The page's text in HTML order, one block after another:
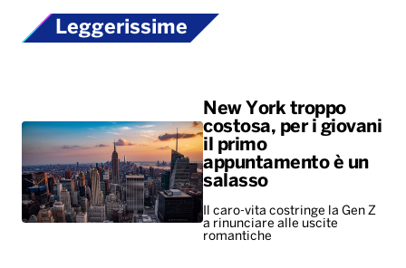
Leggerissime
New York troppo
costosa, per i giovani
il primo
appuntamento è un
salasso
Il caro-vita costringe la Gen Z
a rinunciare alle uscite
romantiche